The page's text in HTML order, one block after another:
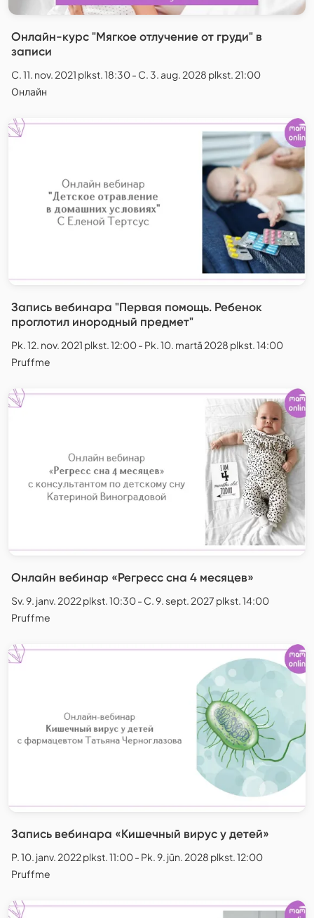
Онлайн-курс "Мягкое отлучение от груди" в
записи
C. 11. nov. 2021 plkst. 18:30 - C. 3. aug. 2028 plkst. 21:00
Онлайн
Запись вебинара "Первая помощь. Ребенок
проглотил инородный предмет"
Pk. 12. nov. 2021 plkst. 12:00 - Pk. 10. martā 2028 plkst. 14:00
Pruffme
Онлайн вебинар «Регресс сна 4 месяцев»
Sv. 9. janv. 2022 plkst. 10:30 - C. 9. sept. 2027 plkst. 14:00
Pruffme
Запись вебинара «Кишечный вирус у детей»
P. 10. janv. 2022 plkst. 11:00 - Pk. 9. jūn. 2028 plkst. 12:00
Pruffme